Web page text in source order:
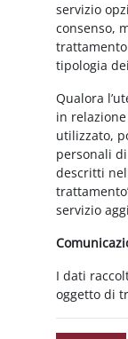
servizio
consenso,
tipologia
Qualora
in
utilizzato,
personali
descritti
servizio
I dati
oggetto di